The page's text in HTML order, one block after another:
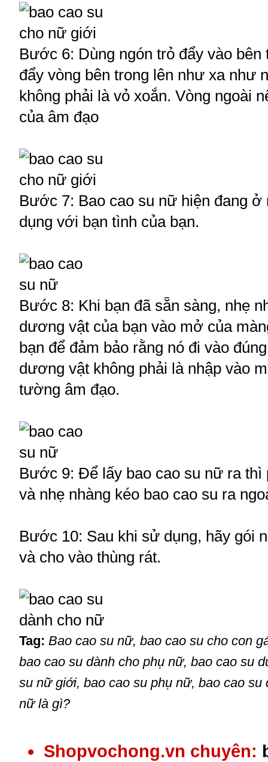
Bước 6: Dùng ngón trỏ đẩy vào bên
đẩy vòng bên trong lên như xa như
không phải là vỏ xoắn. Vòng ngoài
của âm đạo
Bước 7: Bao cao su nữ hiện đang
dụng với bạn tình của bạn.
Bước 8: Khi bạn đã sẵn sàng, nhẹ
dương vật của bạn vào mở của
bạn để đảm bảo rằng nó đi vào
dương vật không phải là nhập vào
tường âm đạo.
Bước 9: Để lấy bao cao su nữ ra thì
và nhẹ nhàng kéo bao cao su ra
Bước 10: Sau khi sử dụng, hãy gói
và cho vào thùng rát.
Tag: Bao cao su nữ, bao cao su cho con
bao cao su dành cho phụ nữ, bao cao su
su nữ giới, bao cao su phụ nữ, bao cao su
nữ là gì?
Shopvochong.vn chuyên: